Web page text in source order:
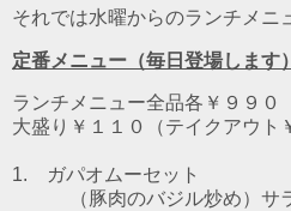
それでは水曜からのランチメニ
定番メニュー（毎日登場します）
ランチメニュー全品各￥９９０
大盛り￥１１０（テイクアウト
1. ガパオムーセット
（豚肉のバジル炒め） サ